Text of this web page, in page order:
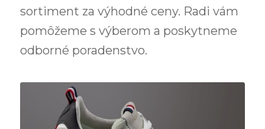
sortiment za výhodné ceny. Radi vám
pomôžeme s výberom a poskytneme
odborné poradenstvo.